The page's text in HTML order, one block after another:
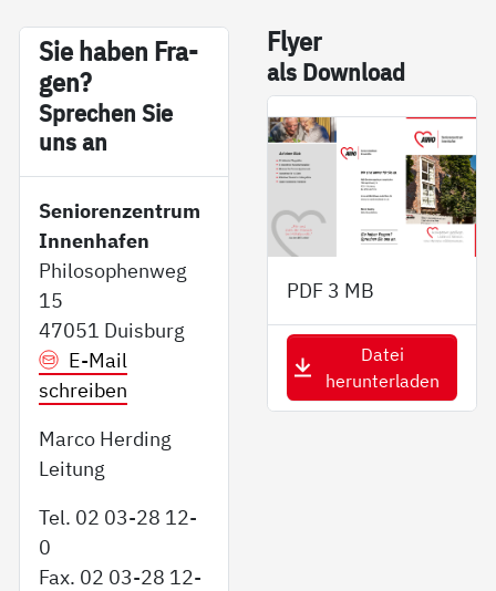
Sie ha­ben Fra­
gen?
Sp­re­chen Sie
uns an
Seniorenzentrum
Innenhafen
Philosophenweg
15
47051 Duisburg
E-Mail
schreiben
Marco Herding
Leitung
Tel. 02 03-28 12-
0
Fax. 02 03-28 12-
Fly­er
als Down­load
PDF 3 MB
Datei
herunterladen